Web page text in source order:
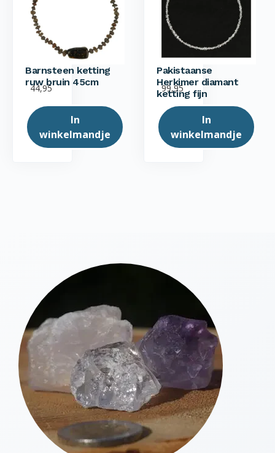
Barnsteen ketting
ruw bruin 45cm
44,95
In
winkelmandje
Pakistaanse
Herkimer diamant
ketting fijn
99,95
In
winkelmandje